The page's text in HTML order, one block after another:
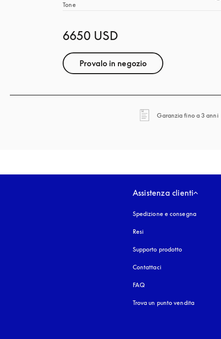
Tone
6650 USD
Provalo in negozio
Garanzia fino a 3 anni
Assistenza clienti
Spedizione e consegna
Resi
Supporto prodotto
Contattaci
FAQ
Trova un punto vendita